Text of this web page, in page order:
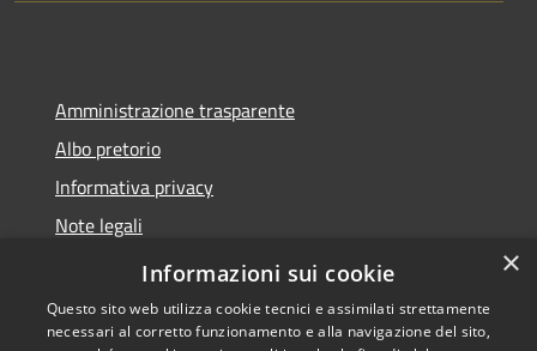
Amministrazione trasparente
Albo pretorio
Informativa privacy
Note legali
Dichiarazione di accessibilità
×
Informazioni sui cookie
Questo sito web utilizza cookie tecnici e assimilati strettamente
necessari al corretto funzionamento e alla navigazione del sito,